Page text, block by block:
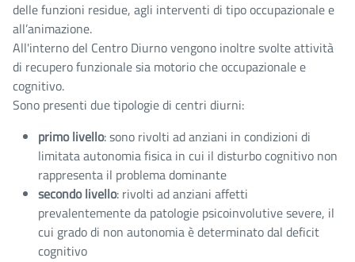
delle funzioni residue, agli interventi di tipo occupazionale e
all’animazione.
All'interno del Centro Diurno vengono inoltre svolte attività
di recupero funzionale sia motorio che occupazionale e
cognitivo.
Sono presenti due tipologie di centri diurni:
primo livello: sono rivolti ad anziani in condizioni di
limitata autonomia fisica in cui il disturbo cognitivo non
rappresenta il problema dominante
secondo livello: rivolti ad anziani affetti
prevalentemente da patologie psicoinvolutive severe, il
cui grado di non autonomia è determinato dal deficit
cognitivo